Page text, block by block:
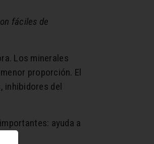
fáciles de
Los minerales
proporción. El
inhibidores del
ayuda a